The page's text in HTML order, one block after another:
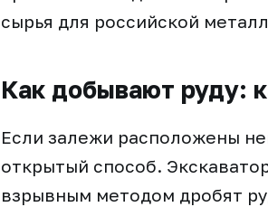
сырья для российской
Как добывают руду:
Если залежи расположены
открытый способ.
взрывным методом дробят